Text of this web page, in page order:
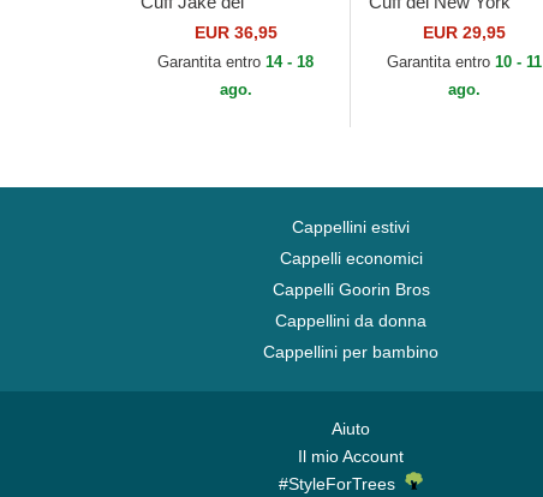
Manchester United
Football Club Premier
League di New Era
EUR 36,95
Garantita entro14 - 18
ago.
Yankees MLB di New
Era
EUR 29,95
Garantita entro 10 - 11
ago.
Cappellini estivi
Cappelli economici
Cappelli Goorin Bros
Cappellini da donna
Cappellini per bambino
Aiuto
Il mio Account
#StyleForTrees